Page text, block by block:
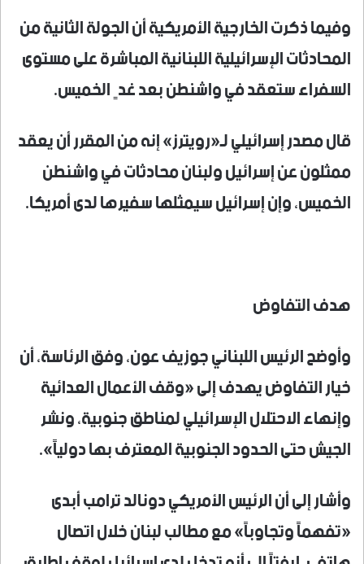
وفيما ذكرت الخارجية الأمريكية أن الجولة الثانية من
المحادثات الإسرائيلية اللبنانية المباشرة على مستوى
السفراء ستعقد في واشنطن بعد غدٍ الخميس.
قال مصدر إسرائيلي لـ«رويترز» إنه من المقرر أن يعقد
ممثلون عن إسرائيل ولبنان محادثات في واشنطن
الخميس، وإن إسرائيل سيمثلها سفيرها لدى أمريكا.
هدف التفاوض
وأوضح الرئيس اللبناني جوزيف عون، وفق الرئاسة، أن
خيار التفاوض يهدف إلى «وقف الأعمال العدائية
وإنهاء الاحتلال الإسرائيلي لمناطق جنوبية، ونشر
الجيش حتى الحدود الجنوبية المعترف بها دولياً».
وأشار إلى أن الرئيس الأمريكي دونالد ترامب أبدى
«تفهماً وتجاوباً» مع مطالب لبنان خلال اتصال